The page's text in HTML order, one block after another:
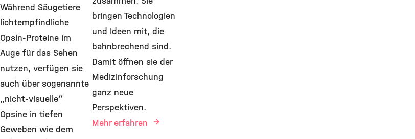
Während Säugetiere
lichtempfindliche
Opsin-Proteine im
Auge für das Sehen
nutzen, verfügen sie
auch über sogenannte
„nicht-visuelle“
Opsine in tiefen
Geweben wie dem
bringen Technologien
und Ideen mit, die
bahnbrechend sind.
Damit öffnen sie der
Medizinforschung
ganz neue
Perspektiven.
Mehr erfahren